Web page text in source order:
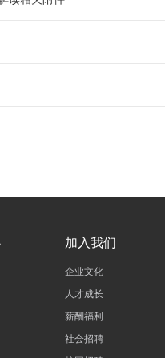
加入我们
企业文化
人才成长
薪酬福利
社会招聘